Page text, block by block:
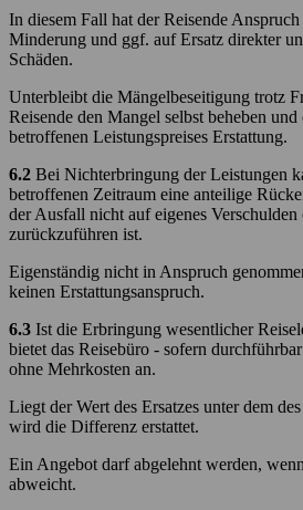
In diesem Fall hat der Reisende Anspruch
Minderung und ggf. auf Ersatz direkter
Schäden.
Unterbleibt die Mängelbeseitigung trotz
Reisende den Mangel selbst beheben
betroffenen Leistungspreises Erstattung.
6.2 Bei Nichterbringung der Leistungen
betroffenen Zeitraum eine anteilige
der Ausfall nicht auf eigenes
zurückzuführen ist.
Eigenständig nicht in Anspruch
keinen Erstattungsanspruch.
6.3 Ist die Erbringung wesentlicher
bietet das Reisebüro - sofern
ohne Mehrkosten an.
Liegt der Wert des Ersatzes unter dem
wird die Differenz erstattet.
Ein Angebot darf abgelehnt werden,
abweicht.